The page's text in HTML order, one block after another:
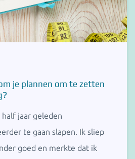
je plannen om te zetten
jaar geleden
te gaan slapen. Ik sliep
goed en merkte dat ik